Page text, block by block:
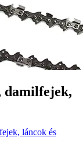
damilfejek,
láncok és